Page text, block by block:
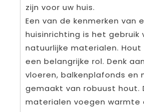
zijn voor uw huis.
Een van de kenmerken van
huisinrichting is het gebruik
natuurlijke materialen.
een belangrijke rol. Denk
vloeren, balkenplafonds en
gemaakt van robuust hout.
materialen voegen warmte